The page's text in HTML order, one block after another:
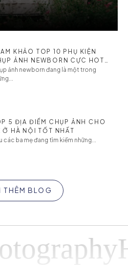
KHẢO TOP 10 PHỤ KIỆN
ẢNH NEWBORN CỰC HOT
BÉ
ảnh newborn đang là một trong
5 ĐỊA ĐIỂM CHỤP ẢNH CHO
Ở HÀ NỘI TỐT NHẤT
các ba mẹ đang tìm kiếm những...
THÊM BLOG